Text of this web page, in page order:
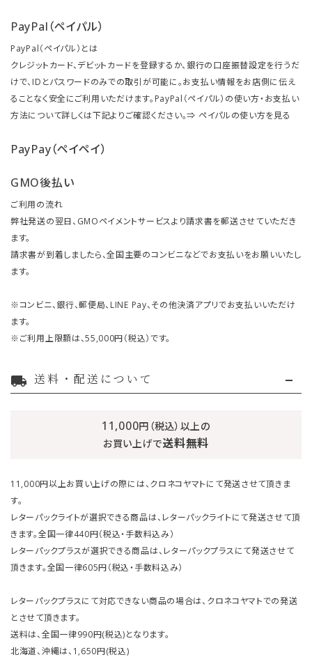
PayPal（ペイパル）
PayPal（ペイパル）とは
クレジットカード、デビットカードを登録するか、銀行の口座振替設定を行うだ
けで、IDとパスワードのみでの取引が可能に。お支払い情報をお店側に伝え
ることなく安全にご利用いただけます。PayPal（ペイパル）の使い方・お支払い
方法について詳しくは下記よりご確認ください。⇒ ペイパルの使い方を見る
PayPay（ペイペイ）
GMO後払い
ご利用の流れ
弊社発送の翌日、GMOペイメントサービスより請求書を郵送させていただき
ます。
請求書が到着しましたら、全国主要のコンビニなどでお支払いをお願いいたし
ます。
※コンビニ、銀行、郵便局、LINE Pay、その他決済アプリでお支払いいただけ
ます。
※ご利用上限額は、55,000円（税込）です。
local_shipping 送料・配送について
11,000円（税込）以上の
お買い上げで送料無料
11,000円以上お買い上げの際には、クロネコヤマトにて発送させて頂きま
す。
レターパックライトが選択できる商品は、レターパックライトにて発送させて頂
きます。全国一律440円（税込・手数料込み）
レターパックプラスが選択できる商品は、レターパックプラスにて発送させて
頂きます。全国一律605円（税込・手数料込み）
レターパックプラスにて対応できない商品の場合は、クロネコヤマトでの発送
とさせて頂きます。
送料は、全国一律990円(税込)となります。
北海道、沖縄は、1,650円(税込)